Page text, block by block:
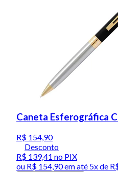
Caneta Esferográfica
R$ 154,90
Desconto
R$ 139,41 no PIX
ou R$ 154,90em até 5x de